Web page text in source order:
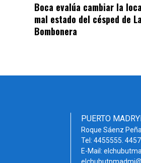
Boca evalúa cambiar la
mal estado del césped de La
Bombonera
PUERTO
Roque Sáenz
Tel: 4455555.
E-Mail: